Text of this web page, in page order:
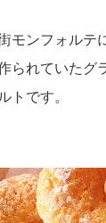
モンフォルテ
られていたグ
トです。